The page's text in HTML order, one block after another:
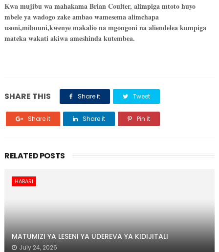
Kwa mujibu wa mahakama Brian Coulter, alimpiga mtoto huyo
mbele ya wadogo zake ambao wamesema alimchapa
usoni,mibuuni,kwenye makalio na mgongoni na aliendelea kumpiga
mateka wakati akiwa ameshinda kutembea.
SHARE THIS Share it Tweet
Share it Share it Pin it
RELATED POSTS
HABARI
MATUMIZI YA LESENI YA UDEREVA YA KIDIJITALI
July 24, 2026